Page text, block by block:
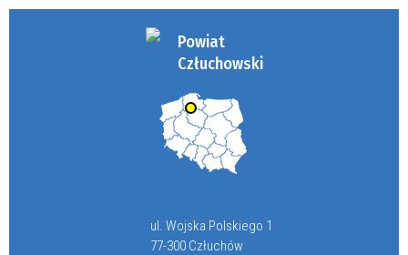
Powiat
Człuchowski
ul. Wojska Polskiego 1
77-300 Człuchów